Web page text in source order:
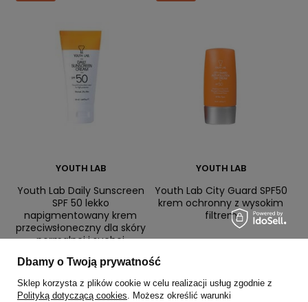
YOUTH LAB
Youth Lab Daily Sunscreen
SPF 50 lekko
napigmentowany krem
przeciwsłoneczny dla skóry
normalnej i suchej
0.0
56,40 zł141,00 zł
YOUTH LAB
Youth Lab City Guard SPF50
krem ochronny z wysokim
filtrem
96,40 zł241,00 zł
Dbamy o Twoją prywatność
Sklep korzysta z plików cookie w celu realizacji usług zgodnie z
Polityką dotyczącą cookies. Możesz określić warunki